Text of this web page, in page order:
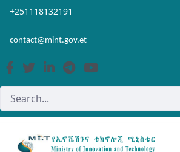
Skip to Main Content
Open Accessibility Menu
+251118132191
contact@mint.gov.et